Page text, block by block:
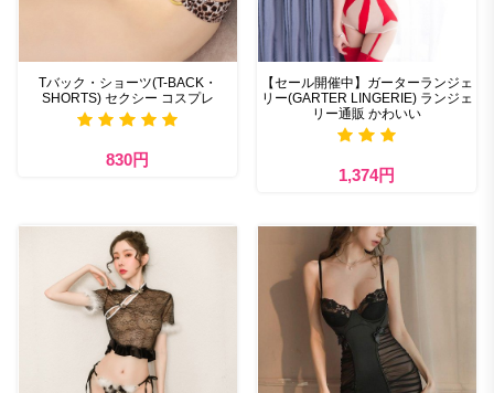
Tバック・ショーツ(T-BACK・
SHORTS) セクシー コスプレ
830円
【セール開催中】ガーターランジェ
リー(GARTER LINGERIE) ランジェ
リー通販 かわいい
1,374円